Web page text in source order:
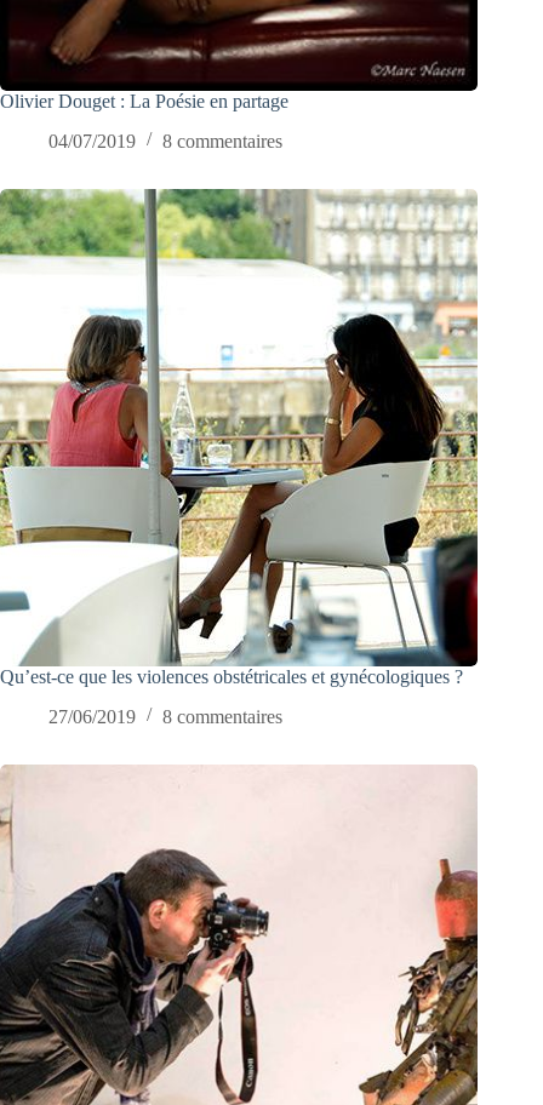
Olivier Douget : La Poésie en partage
04/07/2019
8 commentaires
Qu’est-ce que les violences obstétricales et gynécologiques ?
27/06/2019
8 commentaires